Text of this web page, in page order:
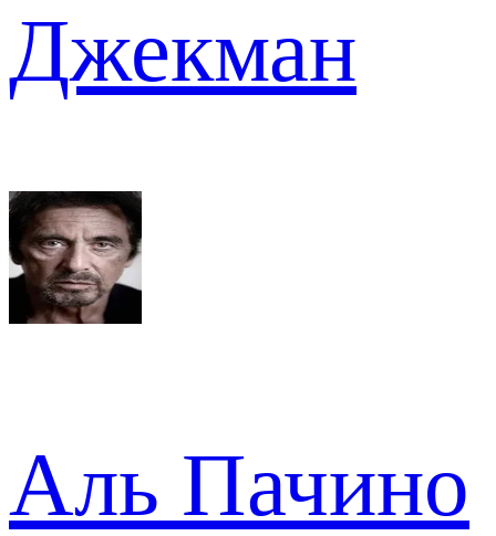
Джекман
Аль Пачино